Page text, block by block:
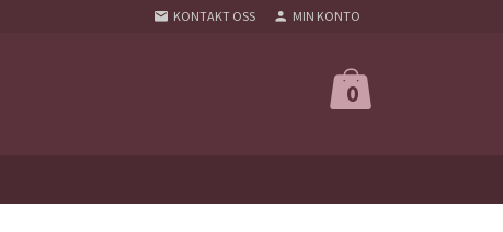
KONTAKT OSS MIN KONTO
0